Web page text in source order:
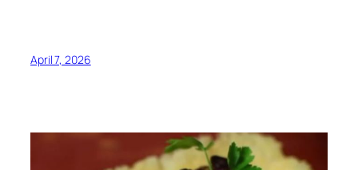
April 7, 2026